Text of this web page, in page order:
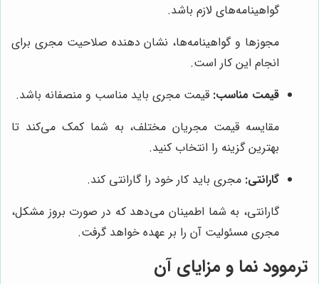
گواهینامه‌های لازم باشد.
مجوزها و گواهینامه‌ها، نشان دهنده صلاحیت مجری برای
انجام این کار است.
قیمت مناسب: قیمت مجری باید مناسب و منصفانه باشد.
مقایسه قیمت مجریان مختلف، به شما کمک می‌کند تا
بهترین گزینه را انتخاب کنید.
گارانتی: مجری باید کار خود را گارانتی کند.
گارانتی، به شما اطمینان می‌دهد که در صورت بروز مشکل،
مجری مسئولیت آن را بر عهده خواهد گرفت.
ترموود نما و مزایای آن